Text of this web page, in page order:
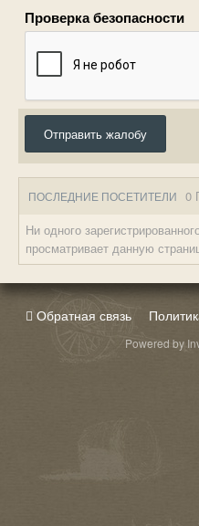
Проверка безопасности
Отправить жалобу
ПОСЛЕДНИЕ ПОСЕТИТЕЛИ 0
Ни одного
просматривает данную
Обратная связь
Powered by